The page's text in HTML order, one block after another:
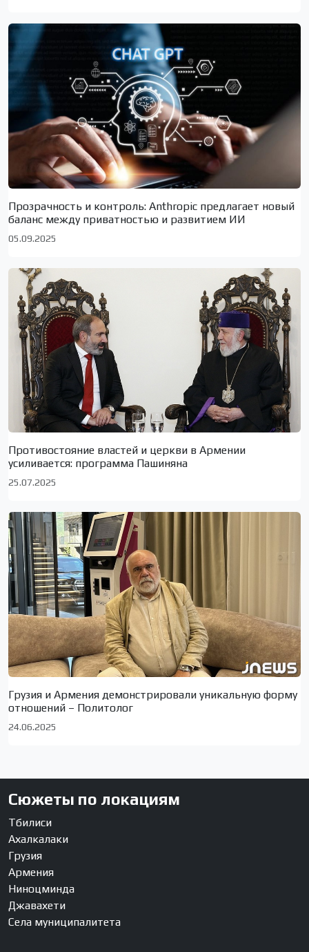
Прозрачность и контроль: Anthropic предлагает новый
баланс между приватностью и развитием ИИ
05.09.2025
Противостояние властей и церкви в Армении
усиливается: программа Пашиняна
25.07.2025
Грузия и Армения демонстрировали уникальную форму
отношений – Политолог
24.06.2025
Сюжеты по локациям
Тбилиси
Ахалкалаки
Грузия
Армения
Ниноцминда
Джавахети
Села муниципалитета